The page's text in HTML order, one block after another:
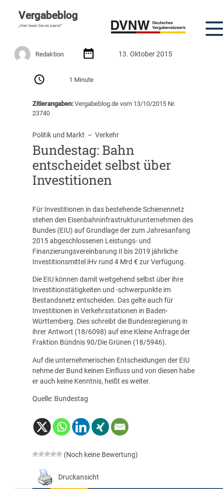
Vergabeblog
„Hier lesen Sie es zuerst“
Redaktion 13. Oktober 2015
1 Minute
Zitierangaben:Vergabeblog.de vom 13/10/2015 Nr.
23740
Politik und Markt
  –
Verkehr
Bundestag: Bahn
entscheidet selbst über
Investitionen
Für Investitionen in das bestehende Schienennetz
stehen den Eisenbahninfrastrukturunternehmen des
Bundes (EIU) auf Grundlage der zum Jahresanfang
2015 abgeschlossenen Leistungs- und
Finanzierungsvereinbarung II bis 2019 jährliche
Investitionsmittel iHv rund 4 Mrd € zur Verfügung.
Die EIU können damit weitgehend selbst über ihre
Investitionstätigkeiten und -schwerpunkte im
Bestandsnetz entscheiden. Das gelte auch für
Investitionen in Verkehrsstationen in Baden-
Württemberg. Dies schreibt die Bundesregierung in
ihrer Antwort (18/6098) auf eine Kleine Anfrage der
Fraktion Bündnis 90/Die Grünen (18/5946).
Auf die unternehmerischen Entscheidungen der EIU
nehme der Bund keinen Einfluss und von diesen habe
er auch keine Kenntnis, heißt es weiter.
Quelle: Bundestag
(Noch keine Bewertung)
Druckansicht